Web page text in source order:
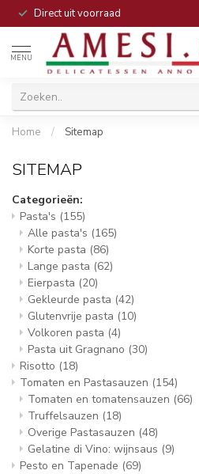
Direct uit voorraad
MENU
Home / Sitemap
SITEMAP
Categorieën:
Pasta's (155)
Alle pasta's (165)
Korte pasta (86)
Lange pasta (62)
Eierpasta (20)
Gekleurde pasta (42)
Glutenvrije pasta (10)
Volkoren pasta (4)
Pasta uit Gragnano (30)
Risotto (18)
Tomaten en Pastasauzen (154)
Tomaten en tomatensauzen (66)
Truffelsauzen (18)
Overige Pastasauzen (48)
Gelatine di Vino: wijnsaus (9)
Pesto en Tapenade (69)